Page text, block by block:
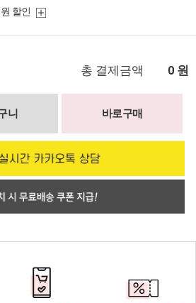
할인
총 결제금액 0 원
니 바로구매